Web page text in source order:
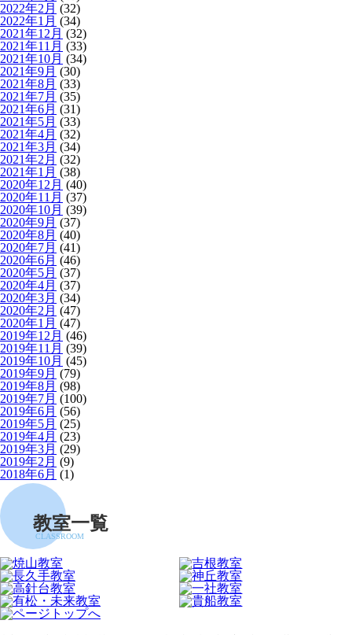
2022年2月 (32)
2022年1月 (34)
2021年12月 (32)
2021年11月 (33)
2021年10月 (34)
2021年9月 (30)
2021年8月 (33)
2021年7月 (35)
2021年6月 (31)
2021年5月 (33)
2021年4月 (32)
2021年3月 (34)
2021年2月 (32)
2021年1月 (38)
2020年12月 (40)
2020年11月 (37)
2020年10月 (39)
2020年9月 (37)
2020年8月 (40)
2020年7月 (41)
2020年6月 (46)
2020年5月 (37)
2020年4月 (37)
2020年3月 (34)
2020年2月 (47)
2020年1月 (47)
2019年12月 (46)
2019年11月 (39)
2019年10月 (45)
2019年9月 (79)
2019年8月 (98)
2019年7月 (100)
2019年6月 (56)
2019年5月 (25)
2019年4月 (23)
2019年3月 (29)
2019年2月 (9)
2018年6月 (1)
教室一覧
CLASSROOM